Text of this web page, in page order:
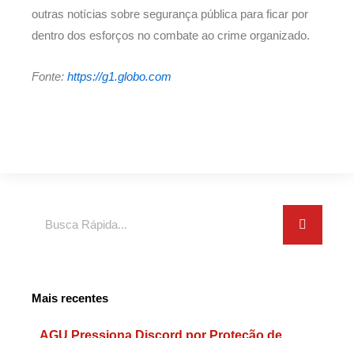
outras notícias sobre segurança pública para ficar por
dentro dos esforços no combate ao crime organizado.
Fonte: https://g1.globo.com
Mais recentes
AGU Pressiona Discord por Proteção de